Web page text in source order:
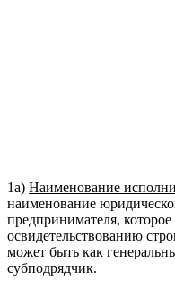
1а) Наименование
наименование
предпринимателя,
освидетельствованию
может быть как
субподрядчик.